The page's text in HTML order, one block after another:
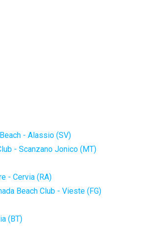
- Alassio (SV)
- Scanzano Jonico (MT)
- Cervia (RA)
Beach Club - Vieste (FG)
(BT)